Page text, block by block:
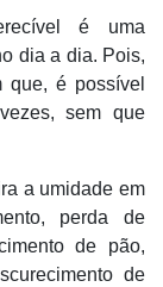
é uma
dia a dia. Pois,
que, é possível
sem que
a umidade em
perda de
de pão,
de